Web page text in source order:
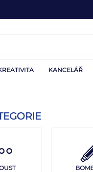
KANCELÁŘ